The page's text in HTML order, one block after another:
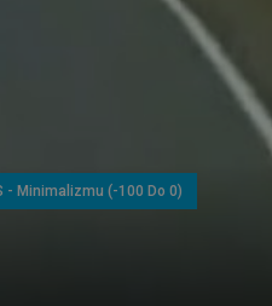
- Minimalizmu (-100 Do 0)